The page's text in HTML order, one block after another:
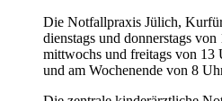
Die Notfallpraxis Jülich,
dienstags und donnerstags
mittwochs und freitags von 13
und am Wochenende von 8